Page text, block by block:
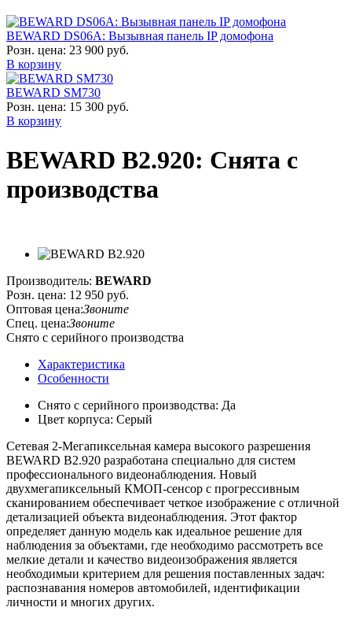
BEWARD DS06A: Вызывная панель IP домофона
Розн. цена: 23 900 руб.
В корзину
BEWARD SM730
Розн. цена: 15 300 руб.
В корзину
BEWARD B2.920: Снята с
производства
Производитель: BEWARD
Розн. цена: 12 950 руб.
Оптовая цена:Звоните
Спец. цена:Звоните
Снято с серийного производства
Характеристика
Особенности
Снято с серийного производства: Да
Цвет корпуса: Серый
Сетевая 2-Мегапиксельная камера высокого разрешения
BEWARD B2.920 разработана специально для систем
профессионального видеонаблюдения. Новый
двухмегапиксельный КМОП-сенсор с прогрессивным
сканированием обеспечивает четкое изображение с отличной
детализацией объекта видеонаблюдения. Этот фактор
определяет данную модель как идеальное решение для
наблюдения за объектами, где необходимо рассмотреть все
мелкие детали и качество видеоизображения является
необходимыи критерием для решения поставленных задач:
распознавания номеров автомобилей, идентификации
личности и многих других.